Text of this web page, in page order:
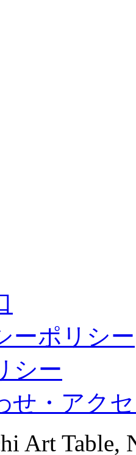
ーポリシー
シー
せ・アク
Art Table,